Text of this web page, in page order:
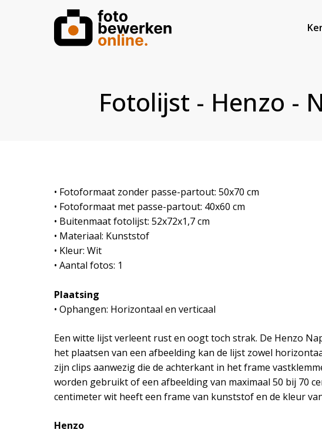
Fotolijst - Henzo -
• Fotoformaat zonder passe-partout: 50x70 cm
• Fotoformaat met passe-partout: 40x60 cm
• Buitenmaat fotolijst: 52x72x1,7 cm
• Materiaal: Kunststof
• Kleur: Wit
• Aantal fotos: 1
Plaatsing
• Ophangen: Horizontaal en verticaal
Een witte lijst verleent rust en oogt toch strak. De Henzo
het plaatsen van een afbeelding kan de lijst zowel
zijn clips aanwezig die de achterkant in het frame
worden gebruikt of een afbeelding van maximaal 50 bij 70
centimeter wit heeft een frame van kunststof en de kleur
Henzo